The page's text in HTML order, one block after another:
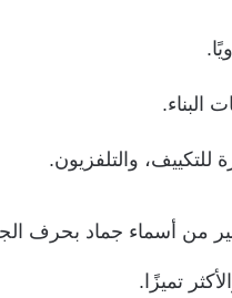
البناء.
والتلفزيون.
من أسماء جماد بحرف
تميزًا.